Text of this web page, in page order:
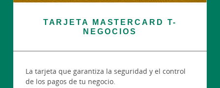
TARJETA MASTERCARD T-
NEGOCIOS
La tarjeta que garantiza la seguridad y el control
de los pagos de tu negocio.